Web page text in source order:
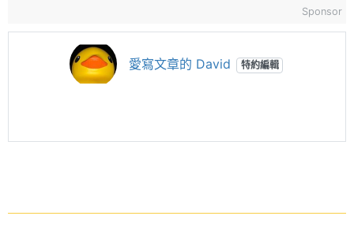
Sponsor
愛寫文章的 David 特約編輯